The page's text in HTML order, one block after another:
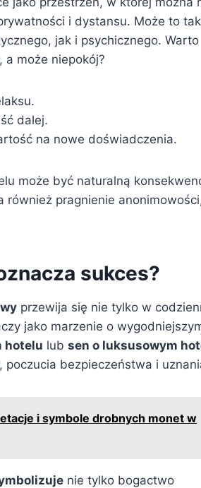
i dystansu. Może to
jak i psychicznego. Warto
a może niepokój?
dalej.
na nowe doświadczenia.
może być naturalną
również pragnienie
sukces?
przewija się nie tylko w
jako marzenie o
hotelu lub sen o luksusowym
bezpieczeństwa i
i symbole drobnych monet w
nie tylko bogactwo